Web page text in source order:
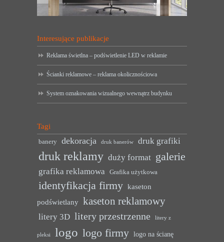
Interesujące publikacje
Reklama świetlna – podświetlenie LED w reklamie
Ścianki reklamowe – reklama okolicznościowa
System oznakowania wizualnego wewnątrz budynku
Tagi
banery dekoracja druk banerów druk grafiki
druk reklamy duży format galerie
grafika reklamowa Grafika użytkowa
identyfikacja firmy kaseton
podświetlany kaseton reklamowy
litery 3D litery przestrzenne litery z
pleksi logo logo firmy logo na ścianę